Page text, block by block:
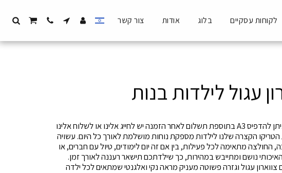
לקוחות עסקיים בלוג אודות צור קשר
עגול לילדות בנות
להדפסה עד A4 (ניתן להדפיס A3 בתוספת תשלום לאחר הזמנה יש לחייג אלינו או לשלוח אלינו
הקצרה שלנו לילדות מספקת נוחות מושלמת לאורך כל היום. עשויה
רכה, החולצה מתאימה לכל פעילות, בין אם זה יום לימודים, טיול עם חברים, או
נושם ומתייבש במהירות, כך שילדתכם תישאר רעננה לאורך זמן.
עגול וגזרה פשוטה מעניק מראה נקי ואלגנטי שמתאים לכל ילדה